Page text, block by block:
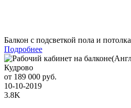
Балкон с подсветкой пола и потолка
Подробнее
Кудрово
от 189 000 руб.
10-10-2019
3.8K